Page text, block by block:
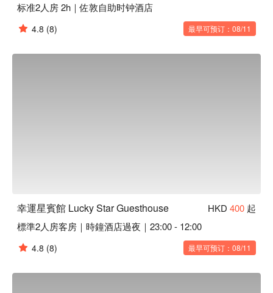
标准2人房 2h｜佐敦自助时钟酒店
4.8 (8) 最早可预订：08/11
幸運星賓館 Lucky Star Guesthouse HKD 400 起
標準2人房客房｜時鐘酒店過夜｜23:00 - 12:00
4.8 (8) 最早可预订：08/11